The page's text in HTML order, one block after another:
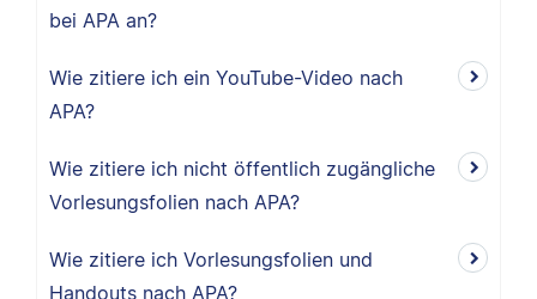
bei APA an?
Wie zitiere ich ein YouTube-Video nach
APA?
Wie zitiere ich nicht öffentlich zugängliche
Vorlesungsfolien nach APA?
Wie zitiere ich Vorlesungsfolien und
Handouts nach APA?